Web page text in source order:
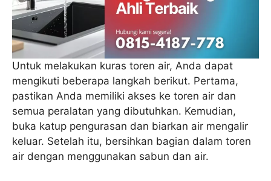
Untuk melakukan kuras toren air, Anda dapat
mengikuti beberapa langkah berikut. Pertama,
pastikan Anda memiliki akses ke toren air dan
semua peralatan yang dibutuhkan. Kemudian,
buka katup pengurasan dan biarkan air mengalir
keluar. Setelah itu, bersihkan bagian dalam toren
air dengan menggunakan sabun dan air.